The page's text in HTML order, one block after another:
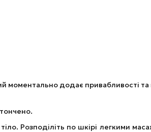
моментально додає привабливості та
Розподіліть по шкірі легкими